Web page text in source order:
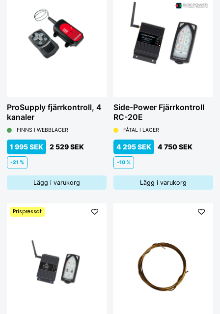
ProSupply fjärrkontroll, 4
kanaler
FINNS I WEBBLAGER
1 995 SEK 2 529 SEK
-21 %
Lägg i varukorg
Side-Power Fjärrkontroll
RC-20E
FÅTAL I LAGER
4 295 SEK 4 750 SEK
-10 %
Lägg i varukorg
Prispressat